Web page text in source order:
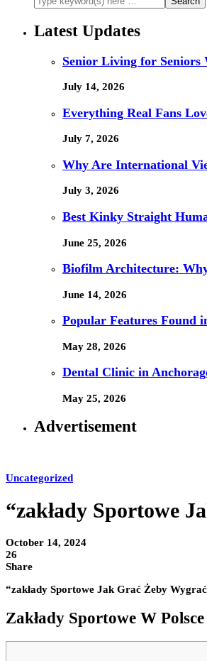
Latest Updates
Senior Living for Seniors
July 14, 2026
Everything Real Fans
July 7, 2026
Why Are International
July 3, 2026
Best Kinky Straight
June 25, 2026
Biofilm Architecture:
June 14, 2026
Popular Features Found
May 28, 2026
Dental Clinic in
May 25, 2026
Advertisement
Uncategorized
“zakłady Sportowe
October 14, 2024
26
Share
“zakłady Sportowe Jak Grać Żeby
Zakłady Sportowe W